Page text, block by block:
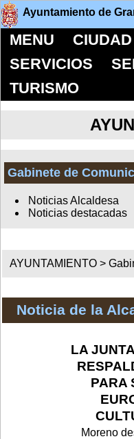
Ayuntamiento de
MENU CIUDAD
SERVICIOS
TURISMO
Gabinete de
Noticias Alcaldesa
Noticias destacadas
AYUNTAMIENTO >
Noticia de la
LA
PARA
Moreno